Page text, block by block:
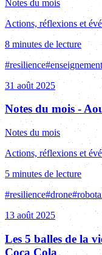
Notes du mois
Actions, réflexions et
8 minutes de lecture
#resilience#enseignement
31 août 2025
Notes du mois -
Notes du mois
Actions, réflexions et
5 minutes de lecture
#resilience#drone#
13 août 2025
Les 5 balles de la
Coca Cola